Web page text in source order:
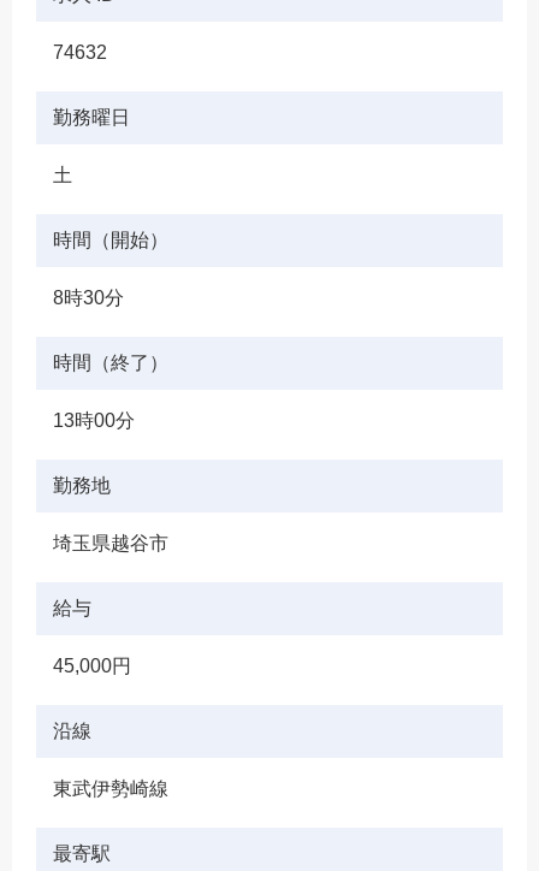
74632
勤務曜日
土
時間（開始）
8時30分
時間（終了）
13時00分
勤務地
埼玉県越谷市
給与
45,000円
沿線
東武伊勢崎線
最寄駅